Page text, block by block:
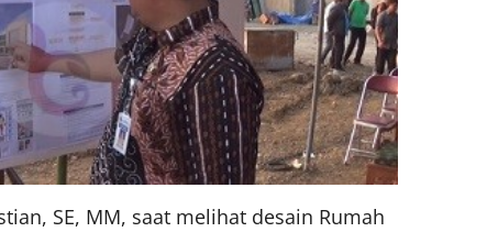
SE, MM, saat melihat desain Rumah